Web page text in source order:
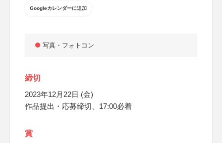
Googleカレンダーに追加
写真・フォトコン
締切
2023年12月22日 (金)
作品提出・応募締切、17:00必着
賞